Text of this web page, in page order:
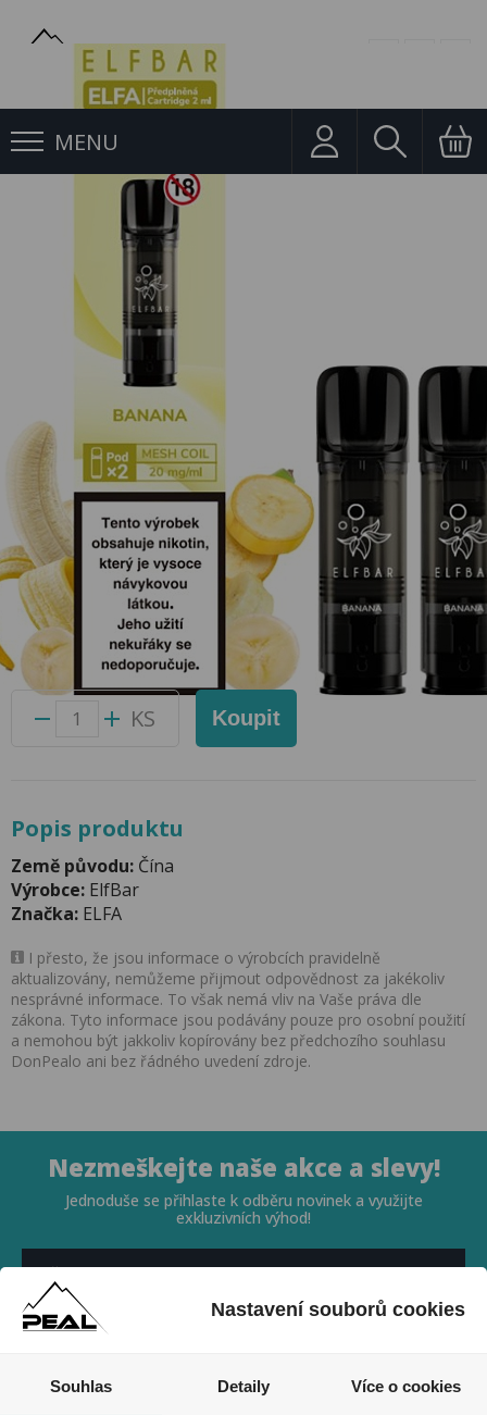
MENU
Pod Elfa 2Pack Banana 20mg/ml
Pod Elfa 2Pack Banana 20mg/ml
Přidat do oblíbených produktů
Foto produktu se může od skutečnosti mírně lišit.
Balení:
Kód produktu:23491600
KS Koupit
Popis produktu
Země původu: Čína
Výrobce: ElfBar
Značka: ELFA
I přesto, že jsou informace o výrobcích pravidelně
aktualizovány, nemůžeme přijmout odpovědnost za jakékoliv
nesprávné informace. To však nemá vliv na Vaše práva dle
zákona. Tyto informace jsou podávány pouze pro osobní použití
a nemohou být jakkoliv kopírovány bez předchozího souhlasu
DonPealo ani bez řádného uvedení zdroje.
Nezmeškejte naše akce a slevy!
Jednoduše se přihlaste k odběru novinek a využijte
exkluzivních výhod!
Souhlasím se zpracováním osobních údajů *
Nastavení souborů cookies
Souhlas Detaily Více o cookies